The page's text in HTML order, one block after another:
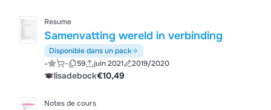
Resume
Samenvatting wereld in verbinding
Disponible dans un pack
- - 59 juin 2021 2019/2020
lisadebock€10,49
Notes de cours